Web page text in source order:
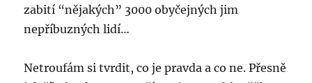
zabití “nějakých” 3000 obyčejných jim
nepříbuzných lidí…
Netroufám si tvrdit, co je pravda a co ne. Přesně